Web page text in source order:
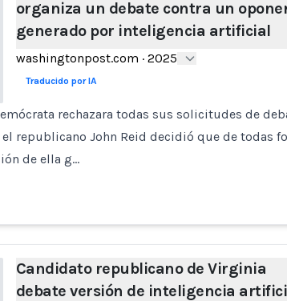
organiza un debate contra un
generado por inteligencia artificial
washingtonpost.com · 2025
Traducido por IA
rechazara todas sus solicitudes de
republicano John Reid decidió que de todas
de ella g…
Candidato republicano de Virginia
debate versión de inteligencia